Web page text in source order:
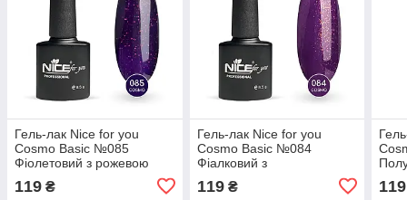
Гель-лак Nice for you
Cosmo Basic №085
Фіолетовий з рожевою
119 ₴
Гель-лак Nice for you
Cosmo Basic №084
Фіалковий з
помаранчевою блискіткою
8.5 г
119₴ 119